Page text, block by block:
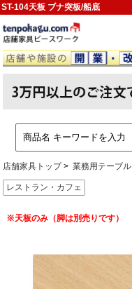
ST-104天板 ブナ突板/船底
店舗家具トップ 業務用テーブル
レストラン・カフェ
※天板のみ（脚は別売りです）